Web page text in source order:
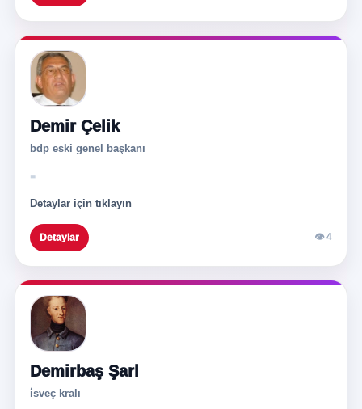
Demir Çelik
bdp eski genel başkanı
-
Detaylar için tıklayın
Detaylar 👁 4
Demirbaş Şarl
i̇sveç kralı